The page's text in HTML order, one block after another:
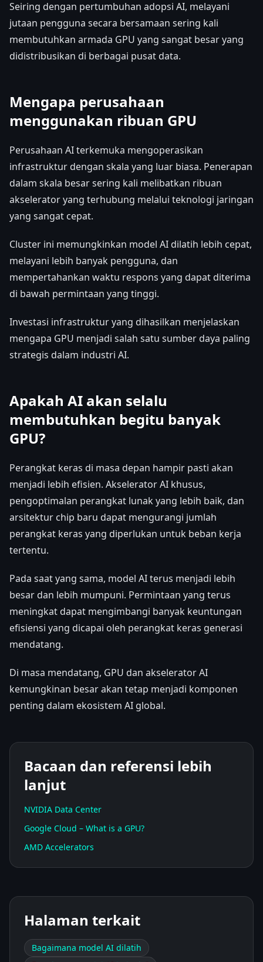
Seiring dengan pertumbuhan adopsi AI, melayani
jutaan pengguna secara bersamaan sering kali
membutuhkan armada GPU yang sangat besar yang
didistribusikan di berbagai pusat data.
Mengapa perusahaan
menggunakan ribuan GPU
Perusahaan AI terkemuka mengoperasikan
infrastruktur dengan skala yang luar biasa. Penerapan
dalam skala besar sering kali melibatkan ribuan
akselerator yang terhubung melalui teknologi jaringan
yang sangat cepat.
Cluster ini memungkinkan model AI dilatih lebih cepat,
melayani lebih banyak pengguna, dan
mempertahankan waktu respons yang dapat diterima
di bawah permintaan yang tinggi.
Investasi infrastruktur yang dihasilkan menjelaskan
mengapa GPU menjadi salah satu sumber daya paling
strategis dalam industri AI.
Apakah AI akan selalu
membutuhkan begitu banyak
GPU?
Perangkat keras di masa depan hampir pasti akan
menjadi lebih efisien. Akselerator AI khusus,
pengoptimalan perangkat lunak yang lebih baik, dan
arsitektur chip baru dapat mengurangi jumlah
perangkat keras yang diperlukan untuk beban kerja
tertentu.
Pada saat yang sama, model AI terus menjadi lebih
besar dan lebih mumpuni. Permintaan yang terus
meningkat dapat mengimbangi banyak keuntungan
efisiensi yang dicapai oleh perangkat keras generasi
mendatang.
Di masa mendatang, GPU dan akselerator AI
kemungkinan besar akan tetap menjadi komponen
penting dalam ekosistem AI global.
Bacaan dan referensi lebih
lanjut
NVIDIA Data Center
Google Cloud – What is a GPU?
AMD Accelerators
Halaman terkait
Bagaimana model AI dilatih